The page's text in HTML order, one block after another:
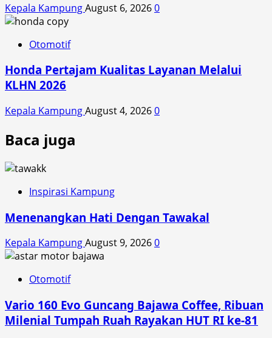
Kepala KampungAugust 6, 20260
Otomotif
Honda Pertajam Kualitas Layanan Melalui
KLHN 2026
Kepala KampungAugust 4, 20260
Baca juga
Inspirasi Kampung
Menenangkan Hati Dengan Tawakal
Kepala KampungAugust 9, 20260
Otomotif
Vario 160 Evo Guncang Bajawa Coffee, Ribuan
Milenial Tumpah Ruah Rayakan HUT RI ke-81